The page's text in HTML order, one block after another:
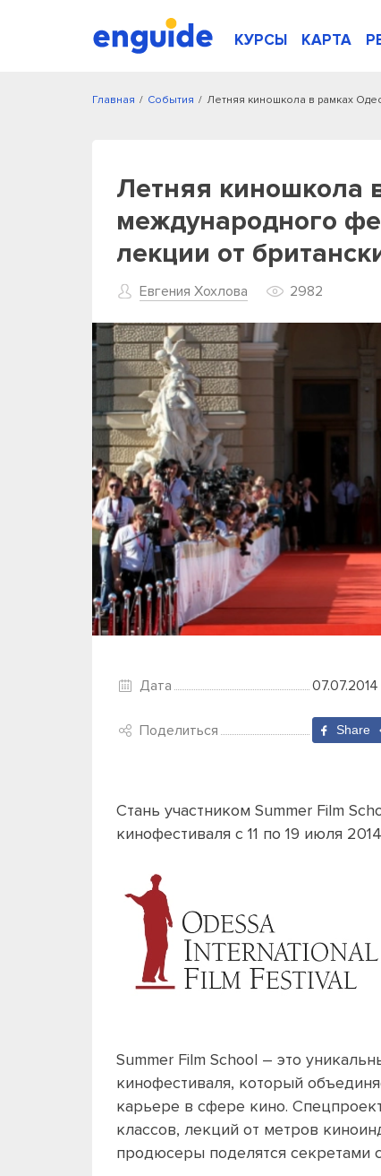
КУРСЫ КАРТА
/
Главная /
События Летняя киношкола в рамках
Летняя киношкола
международного
лекции от
Евгения Хохлова 2982
Дата 07.07.2014
Поделиться Share
Стань участником Summer Film
кинофестиваля с 11 по 19 июля
Summer Film School – это
кинофестиваля, который
карьере в сфере кино.
классов, лекций от метров
продюсеры поделятся секретами